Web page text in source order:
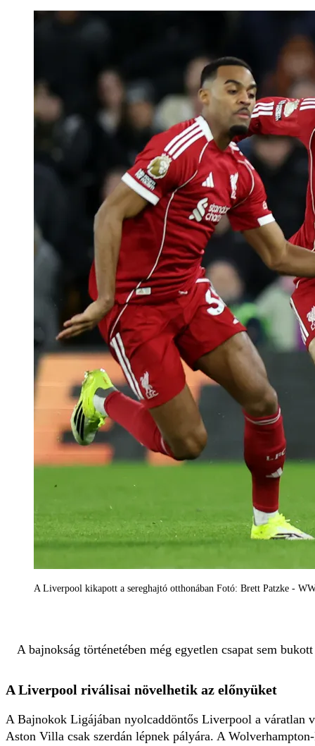
A Liverpool kikapott a sereghajtó otthonában Fotó: Brett Patzke -
A bajnokság történetében még egyetlen csapat sem
A Liverpool riválisai növelhetik az előnyüket
A Bajnokok Ligájában nyolcaddöntős Liverpool a váratlan
Aston Villa csak szerdán lépnek pályára. A